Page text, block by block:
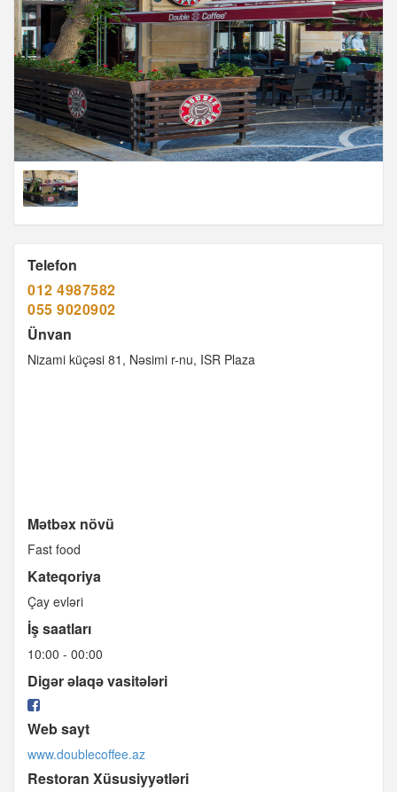
Telefon
012 4987582
055 9020902
Ünvan
Nizami küçəsi 81, Nəsimi r-nu, ISR Plaza
Mətbəx növü
Fast food
Kateqoriya
Çay evləri
İş saatları
10:00 - 00:00
Digər əlaqə vasitələri
Web sayt
www.doublecoffee.az
Restoran Xüsusiyyətləri